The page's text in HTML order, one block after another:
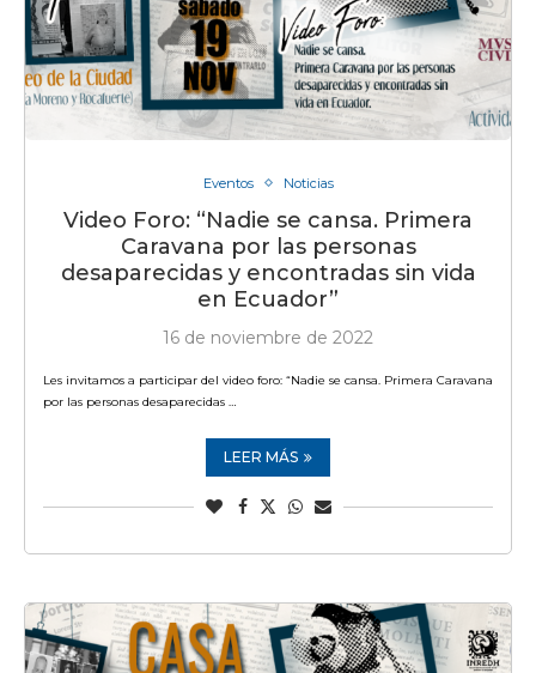
Eventos Noticias
Video Foro: “Nadie se cansa. Primera
Caravana por las personas
desaparecidas y encontradas sin vida
en Ecuador”
16 de noviembre de 2022
Les invitamos a participar del video foro: “Nadie se cansa. Primera Caravana
por las personas desaparecidas …
LEER MÁS